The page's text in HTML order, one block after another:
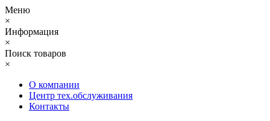
Меню
×
Информация
×
Поиск товаров
×
О компании
Центр тех.обслуживания
Контакты